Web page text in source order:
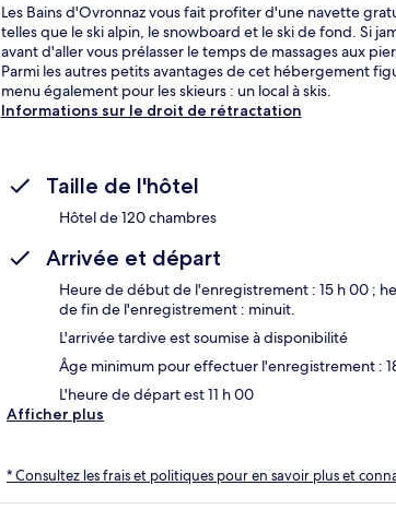
Les Bains d'Ovronnaz vous fait profiter d'une navette
telles que le ski alpin, le snowboard et le ski de fond. Si
avant d'aller vous prélasser le temps de massages aux
Parmi les autres petits avantages de cet hébergement
menu également pour les skieurs : un local à skis.
Informations sur le droit de rétractation
Taille de l'hôtel
Hôtel de 120 chambres
Arrivée et départ
Heure de début de l'enregistrement : 15 h 00 ;
de fin de l'enregistrement : minuit.
L'arrivée tardive est soumise à disponibilité
Âge minimum pour effectuer l'enregistrement :
L'heure de départ est 11 h 00
Afficher plus
* Consultez les frais et politiques pour en savoir plus et